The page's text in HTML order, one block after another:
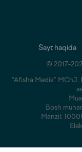
Sayt haqida
© 2017-
“Afisha Media”
Bosh
Manzil: